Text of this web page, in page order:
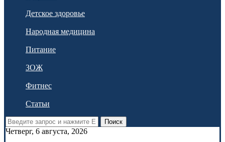
Детское здоровье
Народная медицина
Питание
ЗОЖ
Фитнес
Статьи
Поиск
Четверг, 6 августа, 2026